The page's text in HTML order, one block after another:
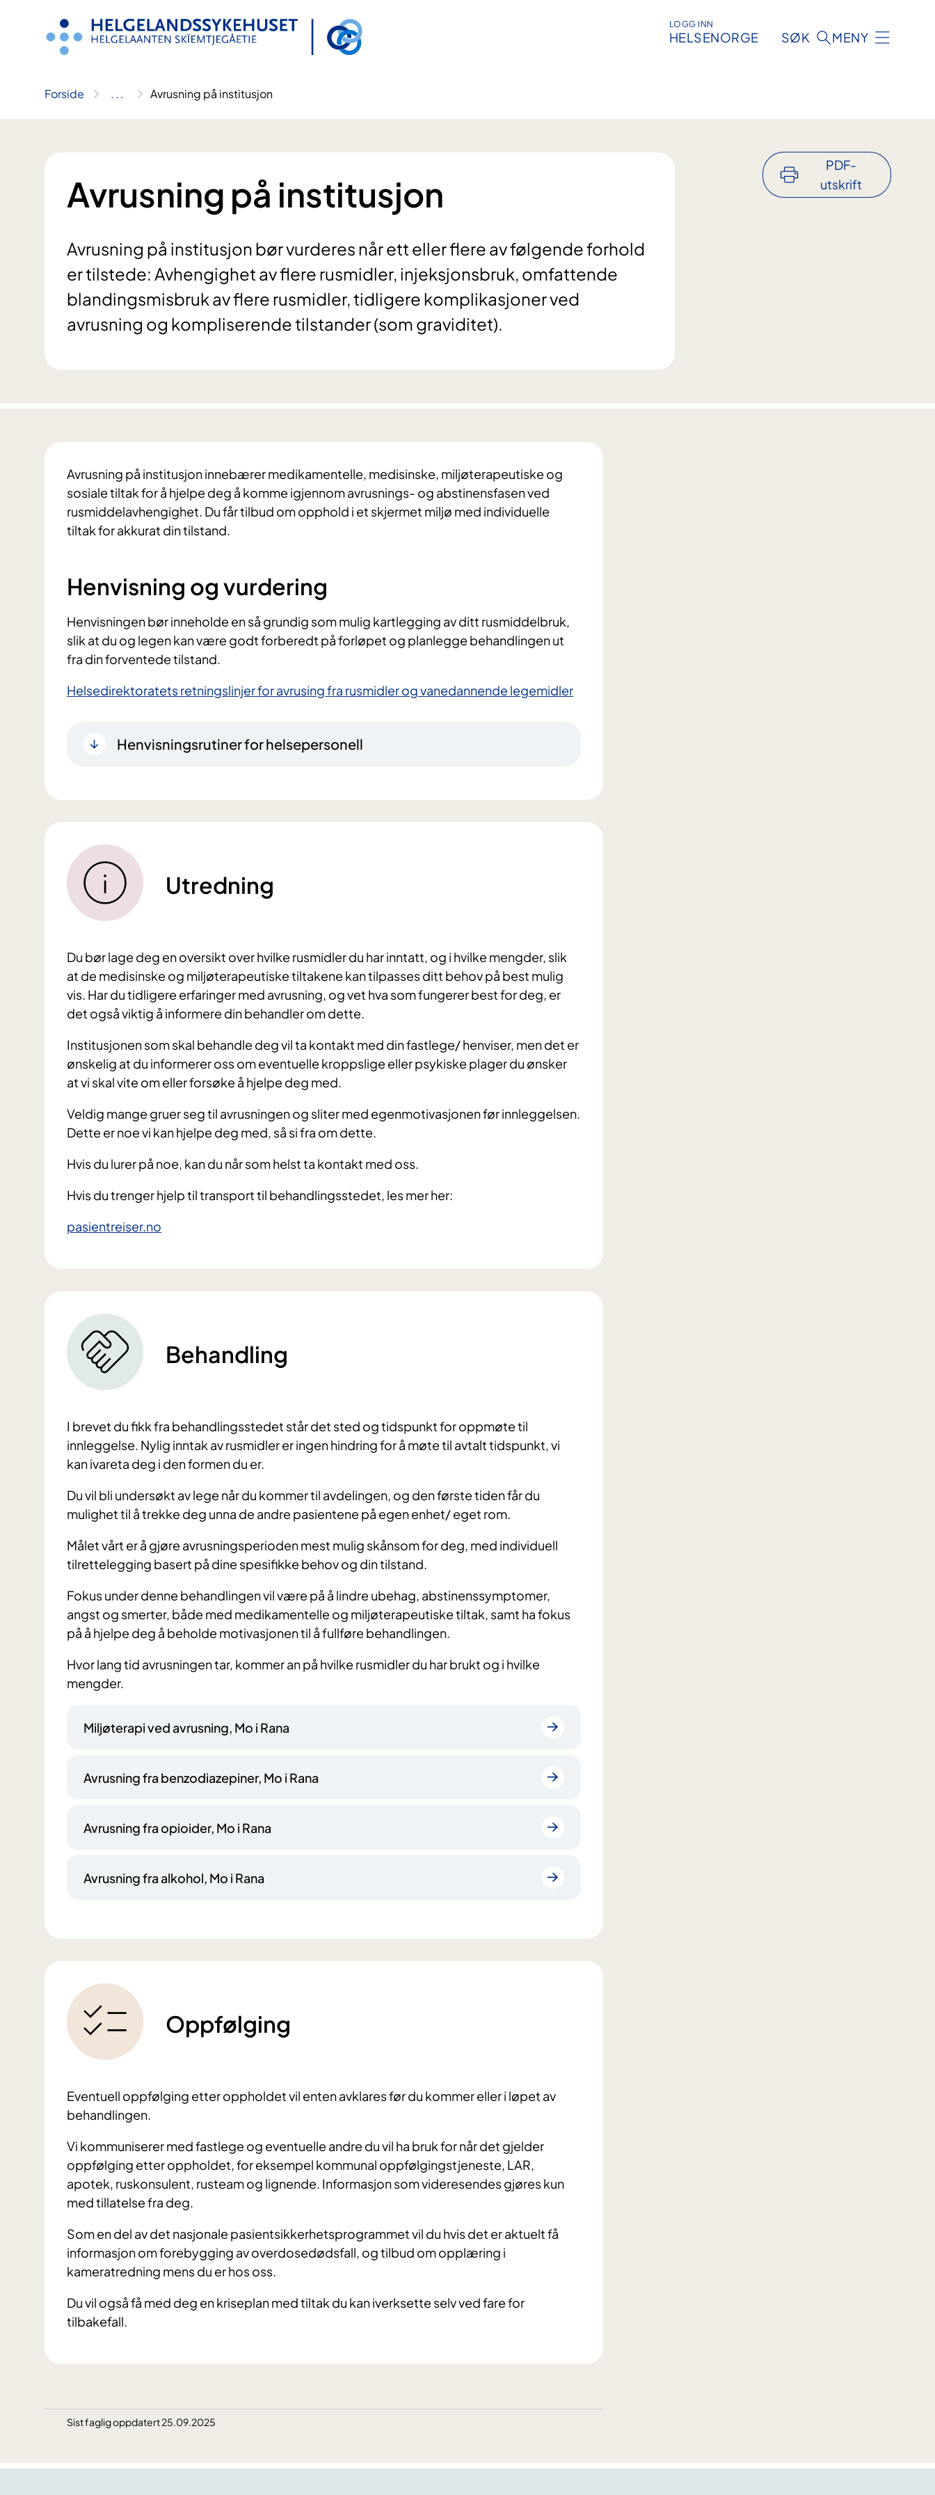
LOGG INN
HELSENORGE SØK MENY
Forside .. . Avrusning på institusjon
Avrusning på institusjon
Avrusning på institusjon bør vurderes når ett eller flere av følgende forhold
er tilstede: Avhengighet av flere rusmidler, injeksjonsbruk, omfattende
blandingsmisbruk av flere rusmidler, tidligere komplikasjoner ved
avrusning og kompliserende tilstander (som graviditet).
PDF-
utskrift
Avrusning på institusjon innebærer medikamentelle, medisinske, miljøterapeutiske og
sosiale tiltak for å hjelpe deg å komme igjennom avrusnings- og abstinensfasen ved
rusmiddelavhengighet. Du får tilbud om opphold i et skjermet miljø med individuelle
tiltak for akkurat din tilstand.
Henvisning og vurdering
Henvisningen bør inneholde en så grundig som mulig kartlegging av ditt rusmiddelbruk,
slik at du og legen kan være godt forberedt på forløpet og planlegge behandlingen ut
fra din forventede tilstand.
Helsedirektoratets retningslinjer for avrusing fra rusmidler og vanedannende legemidler
Henvisningsrutiner for helsepersonell
Utredning
Du bør lage deg en oversikt over hvilke rusmidler du har inntatt, og i hvilke mengder, slik
at de medisinske og miljøterapeutiske tiltakene kan tilpasses ditt behov på best mulig
vis. Har du tidligere erfaringer med avrusning, og vet hva som fungerer best for deg, er
det også viktig å informere din behandler om dette.
Institusjonen som skal behandle deg vil ta kontakt med din fastlege/ henviser, men det er
ønskelig at du informerer oss om eventuelle kroppslige eller psykiske plager du ønsker
at vi skal vite om eller forsøke å hjelpe deg med.
Veldig mange gruer seg til avrusningen og sliter med egenmotivasjonen før innleggelsen.
Dette er noe vi kan hjelpe deg med, så si fra om dette.
Hvis du lurer på noe, kan du når som helst ta kontakt med oss.
Hvis du trenger hjelp til transport til behandlingsstedet, les mer her:
pasientreiser.no
Behandling
I brevet du fikk fra behandlingsstedet står det sted og tidspunkt for oppmøte til
innleggelse. Nylig inntak av rusmidler er ingen hindring for å møte til avtalt tidspunkt, vi
kan ivareta deg i den formen du er.
Du vil bli undersøkt av lege når du kommer til avdelingen, og den første tiden får du
mulighet til å trekke deg unna de andre pasientene på egen enhet/ eget rom.
Målet vårt er å gjøre avrusningsperioden mest mulig skånsom for deg, med individuell
tilrettelegging basert på dine spesifikke behov og din tilstand.
Fokus under denne behandlingen vil være på å lindre ubehag, abstinenssymptomer,
angst og smerter, både med medikamentelle og miljøterapeutiske tiltak, samt ha fokus
på å hjelpe deg å beholde motivasjonen til å fullføre behandlingen.
Hvor lang tid avrusningen tar, kommer an på hvilke rusmidler du har brukt og i hvilke
mengder.
Miljøterapi ved avrusning, Mo i Rana
Avrusning fra benzodiazepiner, Mo i Rana
Avrusning fra opioider, Mo i Rana
Avrusning fra alkohol, Mo i Rana
Oppfølging
Eventuell oppfølging etter oppholdet vil enten avklares før du kommer eller i løpet av
behandlingen.
Vi kommuniserer med fastlege og eventuelle andre du vil ha bruk for når det gjelder
oppfølging etter oppholdet, for eksempel kommunal oppfølgingstjeneste, LAR,
apotek, ruskonsulent, rusteam og lignende. Informasjon som videresendes gjøres kun
med tillatelse fra deg.
Som en del av det nasjonale pasientsikkerhetsprogrammet vil du hvis det er aktuelt få
informasjon om forebygging av overdosedødsfall, og tilbud om opplæring i
kameratredning mens du er hos oss.
Du vil også få med deg en kriseplan med tiltak du kan iverksette selv ved fare for
tilbakefall.
Sist faglig oppdatert 25.09.2025